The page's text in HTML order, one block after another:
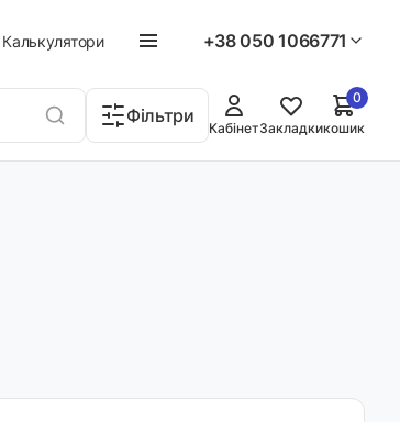
Калькулятори +38 050 1066771
Фільтри
КабінетЗакладкикошик
0